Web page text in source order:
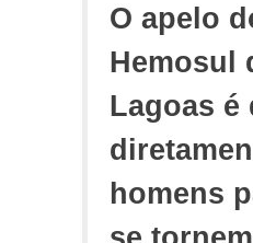
O apelo
Hemosul
Lagoas
homens